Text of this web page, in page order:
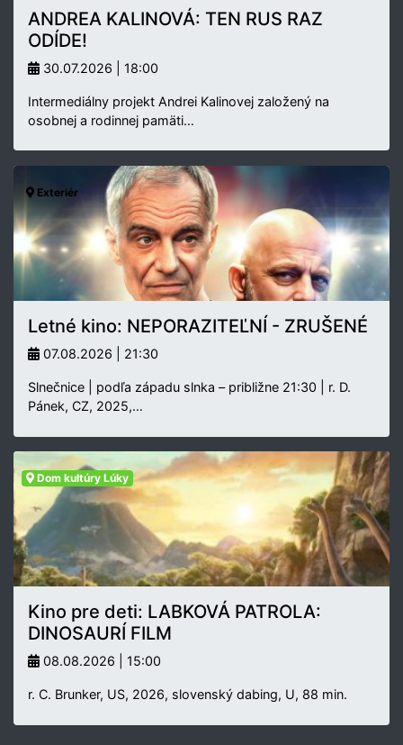
ANDREA KALINOVÁ: TEN RUS RAZ
ODÍDE!
30.07.2026 | 18:00
Intermediálny projekt Andrei Kalinovej založený na
osobnej a rodinnej pamäti…
Exteriér
Letné kino: NEPORAZITEĽNÍ - ZRUŠENÉ
07.08.2026 | 21:30
Slnečnice | podľa západu slnka – približne 21:30 | r. D.
Pánek, CZ, 2025,…
Dom kultúry Lúky
Kino pre deti: LABKOVÁ PATROLA:
DINOSAURÍ FILM
08.08.2026 | 15:00
r. C. Brunker, US, 2026, slovenský dabing, U, 88 min.